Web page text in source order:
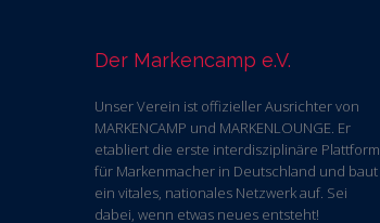
Der Markencamp e.V.
Unser Verein ist offizieller Ausrichter von
MARKENCAMP und MARKENLOUNGE. Er
etabliert die erste interdisziplinäre Plattform
für Markenmacher in Deutschland und baut
ein vitales, nationales Netzwerk auf. Sei
dabei, wenn etwas neues entsteht!